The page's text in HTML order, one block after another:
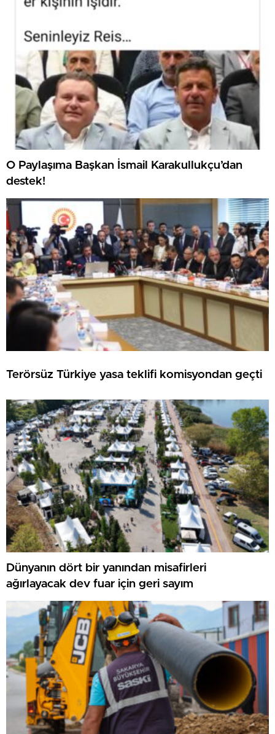
O Paylaşıma Başkan İsmail Karakullukçu’dan
destek!
Terörsüz Türkiye yasa teklifi komisyondan geçti
Dünyanın dört bir yanından misafirleri
ağırlayacak dev fuar için geri sayım